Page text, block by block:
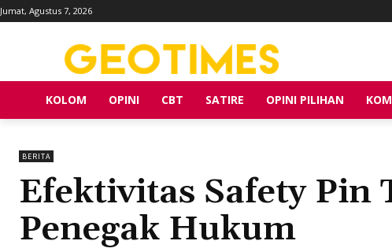
Jumat, Agustus 7, 2026
KOLOM OPINI CBT SATIRE OPINI PILIHAN
BERITA
Efektivitas Safety Pin
Penegak Hukum